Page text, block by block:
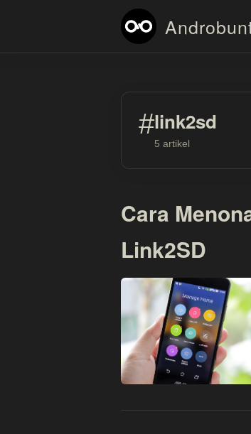
#link2sd
5 artikel
Cara
Link2SD